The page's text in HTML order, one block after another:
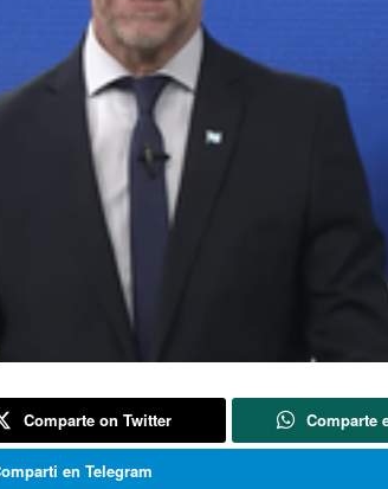
Comparte on Twitter Comparte
en Telegram